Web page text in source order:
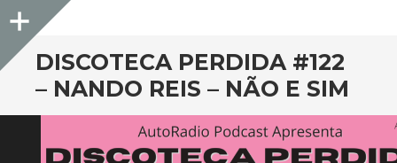
Sidebar
DISCOTECA PERDIDA #122
– NANDO REIS – NÃO E SIM